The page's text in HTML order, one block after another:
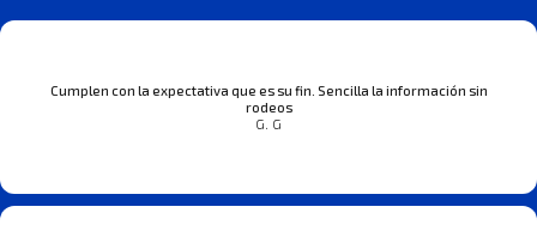
Cumplen con la expectativa que es su fin. Sencilla la información sin
rodeos
G. G